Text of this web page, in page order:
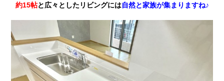
約15帖と広々としたリビングには自然と家族が集まりますね♪